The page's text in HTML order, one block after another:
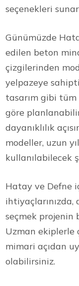
seçenekleri
Günümüzde
edilen beton
çizgilerinden
yelpazeye
tasarım gibi
göre
dayanıklılık
modeller, uzun
kullanılabilecek
Hatay ve Defne
ihtiyaçlarınızda,
seçmek projenin
Uzman ekiplerle
mimari açıdan
olabilirsiniz.